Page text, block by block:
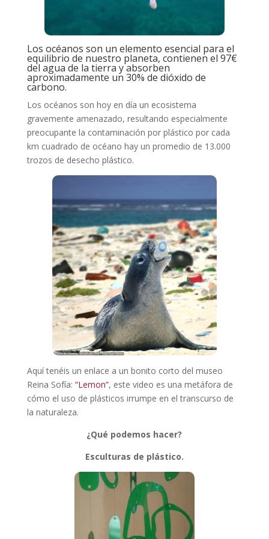
Los océanos son un elemento esencial para el
equilibrio de nuestro planeta, contienen el 97€
del agua de la tierra y absorben
aproximadamente un 30% de dióxido de
carbono.
Los océanos son hoy en día un ecosistema
gravemente amenazado, resultando especialmente
preocupante la contaminación por plástico por cada
km cuadrado de océano hay un promedio de 13.000
trozos de desecho plástico.
Aquí tenéis un enlace a un bonito corto del museo
Reina Sofía: “Lemon”, este video es una metáfora de
cómo el uso de plásticos irrumpe en el transcurso de
la naturaleza.
¿Qué podemos hacer?
Esculturas de plástico.